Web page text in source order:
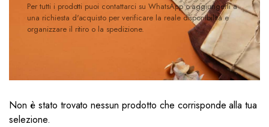
Per tutti i prodotti puoi contattarci su WhatsApp o aggiungerli a
una richiesta d'acquisto per verificare la reale disponibilità e
organizzare il ritiro o la spedizione.
Non è stato trovato nessun prodotto che corrisponde alla tua
selezione.